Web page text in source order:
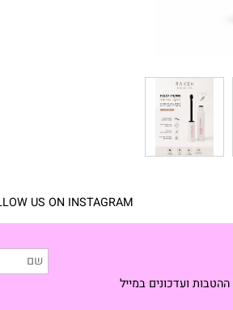
FOLLOW US ON INSTAGRAM